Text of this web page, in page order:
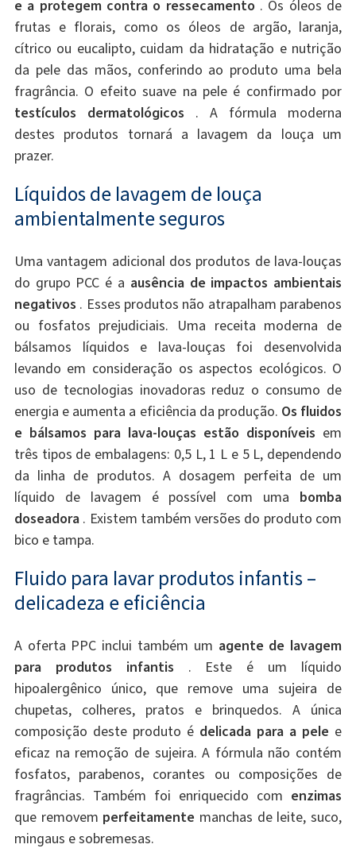
e a protegem contra o ressecamento . Os óleos de
frutas e florais, como os óleos de argão, laranja,
cítrico ou eucalipto, cuidam da hidratação e nutrição
da pele das mãos, conferindo ao produto uma bela
fragrância. O efeito suave na pele é confirmado por
testículos dermatológicos . A fórmula moderna
destes produtos tornará a lavagem da louça um
prazer.
Líquidos de lavagem de louça
ambientalmente seguros
Uma vantagem adicional dos produtos de lava-louças
do grupo PCC é a ausência de impactos ambientais
negativos . Esses produtos não atrapalham parabenos
ou fosfatos prejudiciais. Uma receita moderna de
bálsamos líquidos e lava-louças foi desenvolvida
levando em consideração os aspectos ecológicos. O
uso de tecnologias inovadoras reduz o consumo de
energia e aumenta a eficiência da produção. Os fluidos
e bálsamos para lava-louças estão disponíveis em
três tipos de embalagens: 0,5 L, 1 L e 5 L, dependendo
da linha de produtos. A dosagem perfeita de um
líquido de lavagem é possível com uma bomba
doseadora. Existem também versões do produto com
bico e tampa.
Fluido para lavar produtos infantis –
delicadeza e eficiência
A oferta PPC inclui também um agente de lavagem
para produtos infantis . Este é um líquido
hipoalergênico único, que remove uma sujeira de
chupetas, colheres, pratos e brinquedos. A única
composição deste produto é delicada para a pele e
eficaz na remoção de sujeira. A fórmula não contém
fosfatos, parabenos, corantes ou composições de
fragrâncias. Também foi enriquecido com enzimas
que removem perfeitamente manchas de leite, suco,
mingaus e sobremesas.